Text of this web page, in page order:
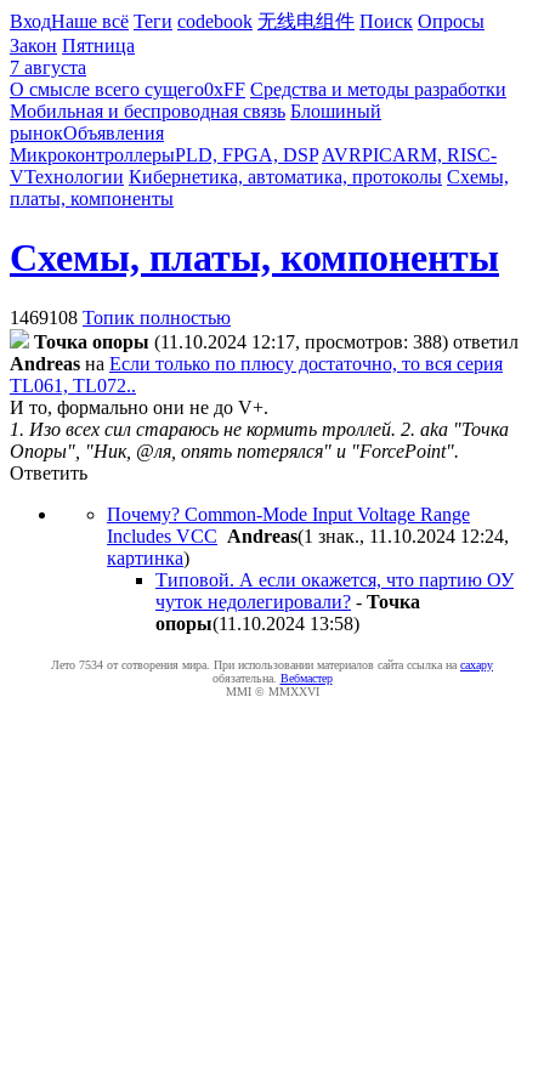
ВходНаше всё Теги codebook 无线电组件 Поиск Опросы
Закон Пятница
7 августа
О смысле всего сущего0xFF Средства и методы разработки
Мобильная и беспроводная связь Блошиный
рынокОбъявления
МикроконтроллерыPLD, FPGA, DSP AVRPICARM, RISC-
VТехнологии Кибернетика, автоматика, протоколы Схемы,
платы, компоненты
Схемы, платы, компоненты
1469108 Топик полностью
Toчкa oпopы (11.10.2024 12:17, просмотров: 388) ответил
Andreas на Если только по плюсу достаточно, то вся серия
TL061, TL072..
И то, формально они не до V+.
1. Изо всех сил стараюсь не кормить троллей. 2. aka "Точка
Опоры", "Ник, @ля, опять потерялся" и "ForcePoint".
Ответить
Почему? Common-Mode Input Voltage Range
Includes VCC Andreas(1 знак., 11.10.2024 12:24,
картинка)
Типовой. А если окажется, что партию ОУ
чуток недолегировали? - Toчкa
oпopы(11.10.2024 13:58)
Лето 7534 от сотворения мира. При использовании материалов сайта ссылка на caxapу
обязательна. Вебмастер
MMI © MMXXVI